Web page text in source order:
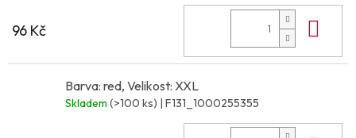
96 Kč
Barva: red, Velikost: XXL
Skladem (>100 ks) | F131_1000255355